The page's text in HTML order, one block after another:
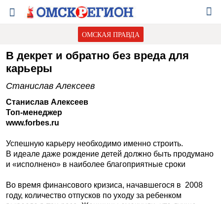
ОМСКАЯ ПРАВДА
В декрет и обратно без вреда для
карьеры
Станислав Алексеев
Станислав Алексеев
Топ-менеджер
www.forbes.ru
Успешную карьеру необходимо именно строить.
В идеале даже рождение детей должно быть продумано
и «исполнено» в наиболее благоприятные сроки
Во время финансового кризиса, начавшегося в 2008
году, количество отпусков по уходу за ребенком